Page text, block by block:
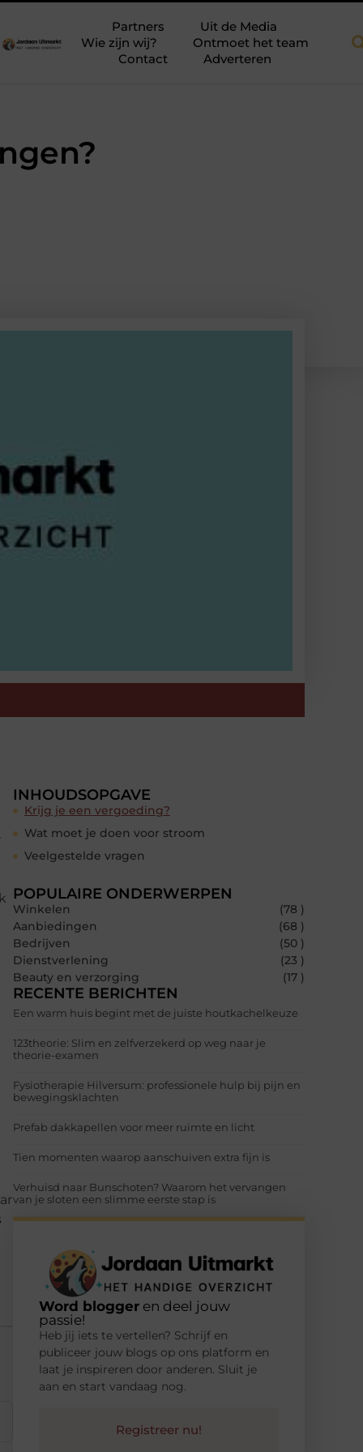
Partners
Uit de Media
Wie zijn wij?
Ontmoet het team
Contact
Adverteren
INHOUDSOPGAVE
Krijg je een vergoeding?
Wat moet je doen voor stroom
Veelgestelde vragen
POPULAIRE ONDERWERPEN
Winkelen
(78 )
Aanbiedingen
(68 )
Bedrijven
(50 )
Dienstverlening
(23 )
Beauty en verzorging
(17 )
RECENTE BERICHTEN
Een warm huis begint met de juiste houtkachelkeuze
123theorie: Slim en zelfverzekerd op weg naar je
theorie-examen
Fysiotherapie Hilversum: professionele hulp bij pijn en
bewegingsklachten
Prefab dakkapellen voor meer ruimte en licht
Tien momenten waarop aanschuiven extra fijn is
Verhuisd naar Bunschoten? Waarom het vervangen
van je sloten een slimme eerste stap is
Word blogger en deel jouw
passie!
Heb jij iets te vertellen? Schrijf en
publiceer jouw blogs op ons platform en
laat je inspireren door anderen. Sluit je
aan en start vandaag nog.
Registreer nu!